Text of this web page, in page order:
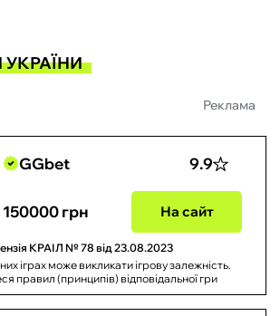
Реклама
GGbet 9.9
150000 грн На сайт
КРАІЛ № 78 від 23.08.2023
іграх може викликати ігрову залежність.
правил (принципів) відповідальної гри